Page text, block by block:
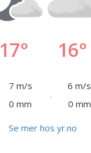
17°
7 m/s
0 mm
16°
6 m/s
0 mm
Se mer hos yr.no